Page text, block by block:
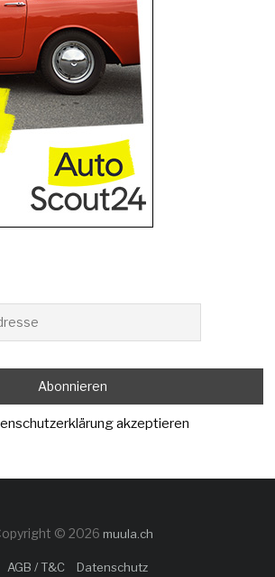
akzeptieren
© 2026 muula.ch
AGB / T&C Datenschutz